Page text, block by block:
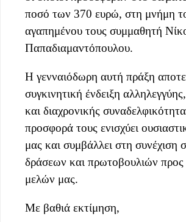
ποσό των 370 ευρώ, στη μνήμη
αγαπημένου τους συμμαθητή
Παπαδιαμαντόπουλου.
Η γενναιόδωρη αυτή πράξη
συγκινητική ένδειξη
και διαχρονικής
προσφορά τους ενισχύει
μας και συμβάλλει στη συνέχιση
δράσεων και πρωτοβουλιών
μελών μας.
Με βαθιά εκτίμηση,